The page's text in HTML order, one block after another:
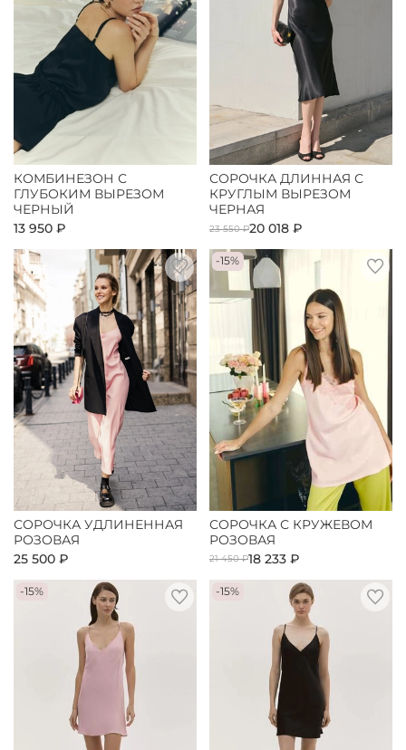
КОМБИНЕЗОН С
ГЛУБОКИМ ВЫРЕЗОМ
ЧЕРНЫЙ
13 950 ₽
СОРОЧКА ДЛИННАЯ С
КРУГЛЫМ ВЫРЕЗОМ
ЧЕРНАЯ
23 550 ₽20 018 ₽
СОРОЧКА УДЛИНЕННАЯ
РОЗОВАЯ
25 500 ₽
-15%
СОРОЧКА С КРУЖЕВОМ
РОЗОВАЯ
21 450 ₽18 233 ₽
-15% -15%